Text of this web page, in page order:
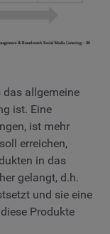
das allgemeine
ist. Eine
ist mehr
erreichen,
in das
gelangt, d.h.
und sie eine
Produkte